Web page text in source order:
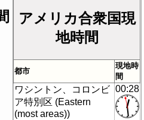
アメリカ合衆国現
地時間
都市
現地時
間
ワシントン、コロンビ
ア特別区 (Eastern
(most areas))
00:28